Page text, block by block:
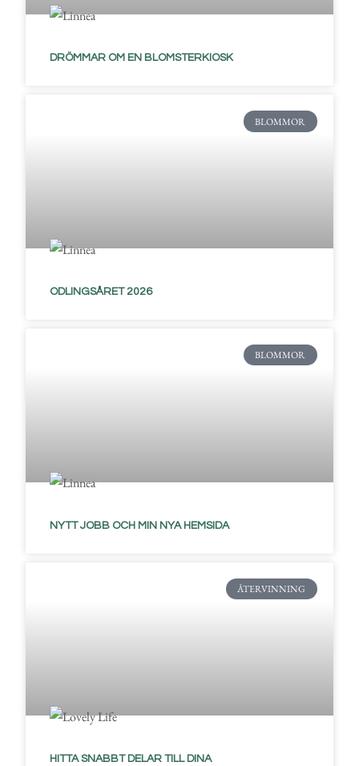
DRÖMMAR OM EN BLOMSTERKIOSK
BLOMMOR
ODLINGSÅRET 2026
BLOMMOR
NYTT JOBB OCH MIN NYA HEMSIDA
ÅTERVINNING
HITTA SNABBT DELAR TILL DINA